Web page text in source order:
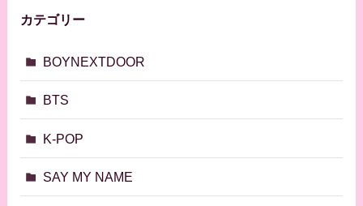
カテゴリー
BOYNEXTDOOR
BTS
K-POP
SAY MY NAME